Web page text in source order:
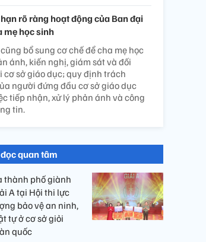
rõ ràng hoạt động của Ban đại
mẹ học sinh
bổ sung cơ chế để cha mẹ học
ánh, kiến nghị, giám sát và đối
cơ sở giáo dục; quy định trách
người đứng đầu cơ sở giáo dục
tiếp nhận, xử lý phản ánh và công
tin.
quan tâm
thành phố giành
A tại Hội thi lực
bảo vệ an ninh,
tự ở cơ sở giỏi
quốc